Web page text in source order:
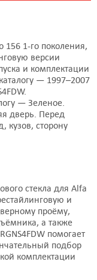
руб.
стекло
стекло
руб.
156 1-го поколения,
версии
и комплектации
— 1997–2007
— Зеленое.
дверь. Перед
кузов, сторону
стекла для Alfa
и
проёму,
а также
помогает
подбор
комплектации